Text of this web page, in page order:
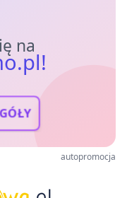
na
autopromocja